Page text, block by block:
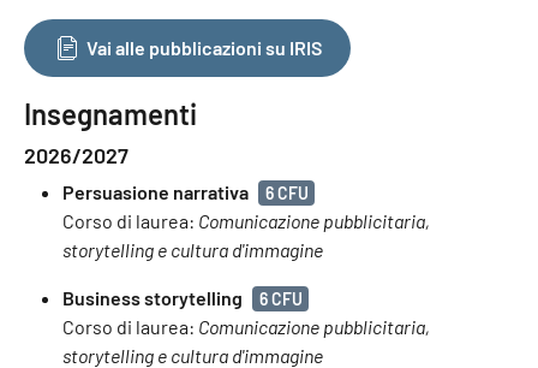
Vai alle pubblicazioni su IRIS
Insegnamenti
2026/2027
Persuasione narrativa 6 CFU
Corso di laurea: Comunicazione pubblicitaria,
storytelling e cultura d'immagine
Business storytelling 6 CFU
Corso di laurea: Comunicazione pubblicitaria,
storytelling e cultura d'immagine